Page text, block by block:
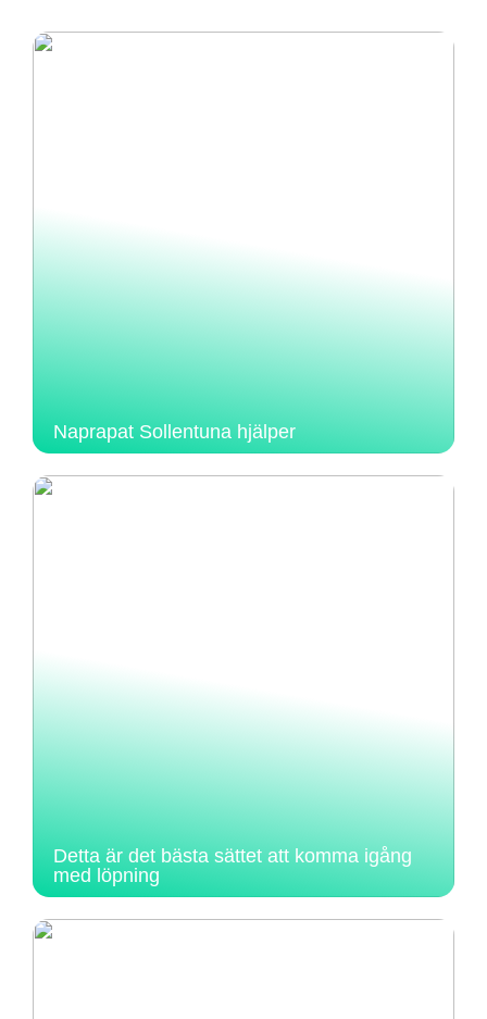
Naprapat Sollentuna hjälper
Detta är det bästa sättet att komma igång
med löpning